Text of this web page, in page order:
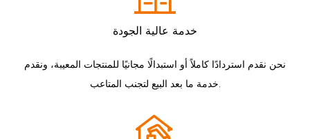
خدمة عالية الجودة
نحن نقدم استردادًا كاملاً أو استبدالًا مجانيًا للمنتجات المعيبة، ونقدم
خدمة ما بعد البيع لتجنب المتاعب.